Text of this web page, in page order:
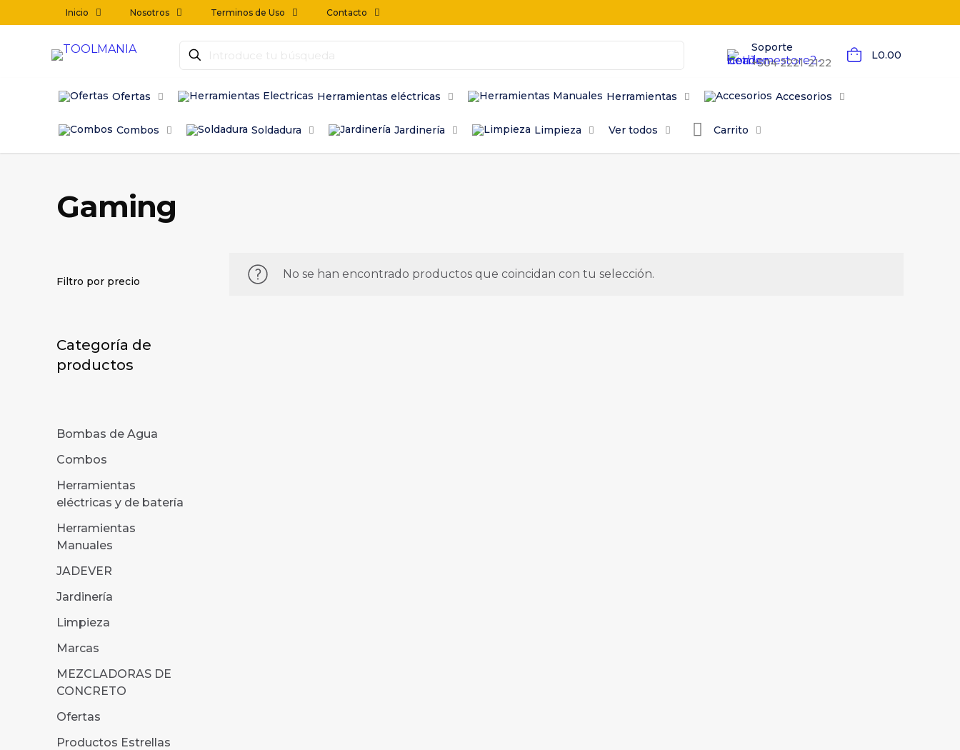
Inicio Nosotros Terminos de Uso Contacto
Soporte
+504 2221-2122
L0.00
Ofertas Herramientas eléctricas Herramientas Accesorios
Combos Soldadura Jardinería Limpieza Ver todos Carrito
Gaming
Filtro por precio
Categoría de
productos
Bombas de Agua
Combos
Herramientas
eléctricas y de batería
Herramientas
Manuales
JADEVER
Jardinería
Limpieza
Marcas
MEZCLADORAS DE
CONCRETO
Ofertas
Productos Estrellas
No se han encontrado productos que coincidan con tu selección.